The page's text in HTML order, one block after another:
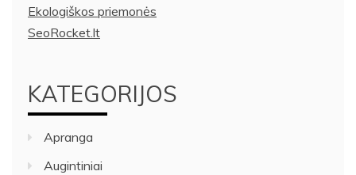
Ekologiškos priemonės
SeoRocket.lt
KATEGORIJOS
Apranga
Augintiniai